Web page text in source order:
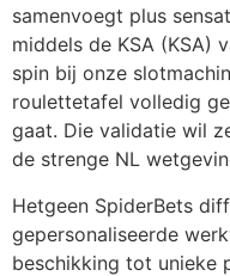
panel
panel
panel
panel
panel
panel
samenvoegt plus
middels de KSA (KSA)
spin bij onze
roulettetafel volledig
gaat. Die validatie wil
de strenge NL
Hetgeen SpiderBets
gepersonaliseerde
beschikking tot unieke